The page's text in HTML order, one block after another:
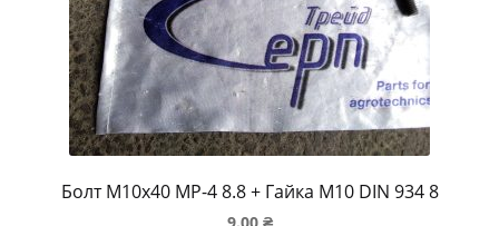
Болт M10x40 MP-4 8.8 + Гайка M10 DIN 934 8